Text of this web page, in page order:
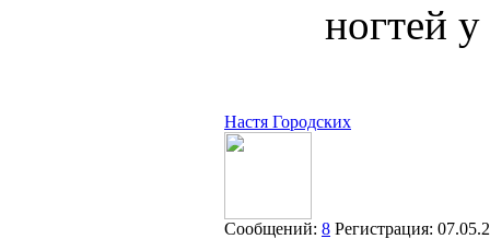
ногтей
Настя Городских
Сообщений: 8 Регистрация: